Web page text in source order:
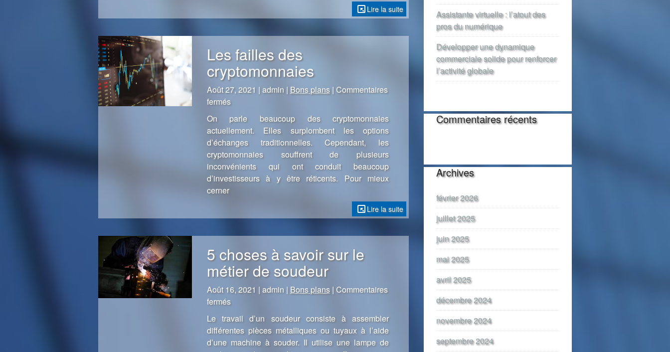
en
SEO
Lire la suite
Les failles des
cryptomonnaies
Août 27, 2021 | admin | Bons plans| Commentaires
ferméssur
Les
failles
des
cryptomonnaies
On parle beaucoup des cryptomonnaies
actuellement. Elles surplombent les options
d’échanges traditionnelles. Cependant, les
cryptomonnaies souffrent de plusieurs
inconvénients qui ont conduit beaucoup
d’investisseurs à y être réticents. Pour mieux
cerner
Lire la suite
5 choses à savoir sur le
métier de soudeur
Août 16, 2021 | admin | Bons plans| Commentaires
ferméssur
choses
à
savoir
Le travail d’un soudeur consiste à assembler
différentes pièces métalliques ou tuyaux à l’aide
d’une machine à souder. Il utilise une lampe de
Assistante virtuelle : l’atout des
pros du numérique
Développer une dynamique
commerciale solide pour renforcer
l’activité globale
Commentaires récents
Archives
février 2026
juillet 2025
juin 2025
mai 2025
avril 2025
décembre 2024
novembre 2024
septembre 2024